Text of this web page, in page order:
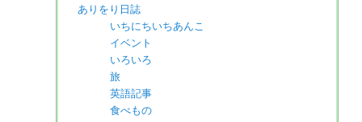
ありをり日誌
いちにちいちあんこ
イベント
いろいろ
旅
英語記事
食べもの